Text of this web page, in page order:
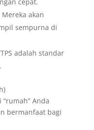
akan
sempurna di
adalah standar
Anda
bermanfaat bagi